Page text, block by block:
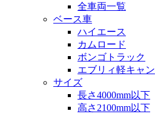
全車両一覧
ベース車
ハイエース
カムロード
ボンゴトラック
エブリィ軽キャン
サイズ
長さ4000mm以下
高さ2100mm以下